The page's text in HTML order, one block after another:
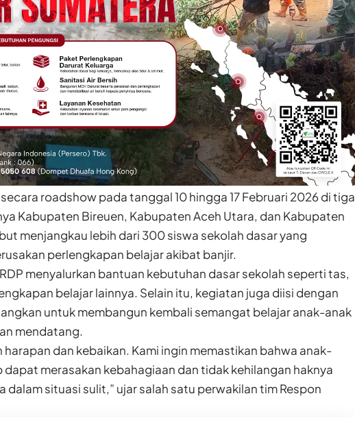
roadshow pada tanggal 10 hingga 17 Februari 2026 di tiga
Kabupaten Bireuen, Kabupaten Aceh Utara, dan Kabupaten
menjangkau lebih dari 300 siswa sekolah dasar yang
perlengkapan belajar akibat banjir.
menyalurkan bantuan kebutuhan dasar sekolah seperti tas,
belajar lainnya. Selain itu, kegiatan juga diisi dengan
untuk membangun kembali semangat belajar anak-anak
mendatang.
harapan dan kebaikan. Kami ingin memastikan bahwa anak-
merasakan kebahagiaan dan tidak kehilangan haknya
dalam situasi sulit,” ujar salah satu perwakilan tim Respon